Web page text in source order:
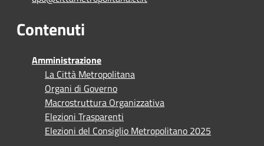
Contenuti
Amministrazione
La Città Metropolitana
Organi di Governo
Macrostruttura Organizzativa
Elezioni Trasparenti
Elezioni del Consiglio Metropolitano 2025